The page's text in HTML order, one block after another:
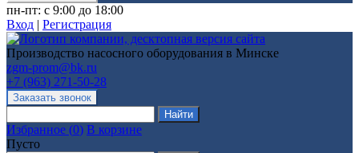
пн-пт: с 9:00 до 18:00
Вход | Регистрация
Производство насосного оборудования в Минске
zgm-prom@bk.ru
+7 (963) 271-50-28
Избранное (0) В корзине
Пусто